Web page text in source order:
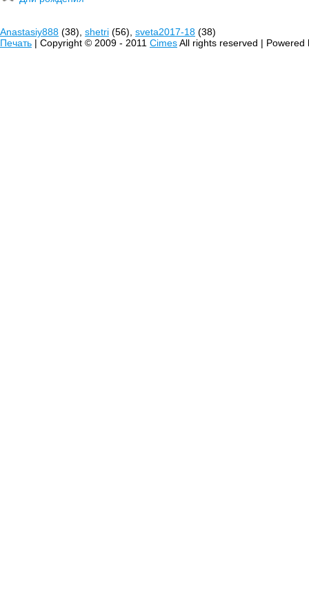
Anastasiy888 (38), shetri (56), sveta2017-18 (38)
Печать | Copyright © 2009 - 2011 CimesAll rights reserved |